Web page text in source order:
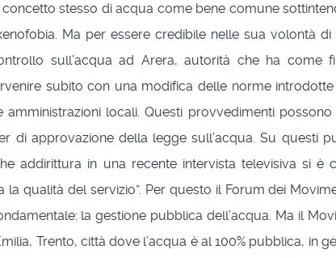
stesso di acqua come bene comune
Ma per essere credibile nelle sua volontà
sull’acqua ad Arera, autorità che ha come
subito con una modifica delle norme
locali. Questi provvedimenti
di approvazione della legge sull’acqua. Su questi
addirittura in una recente intervista televisiva si
qualità del servizio”. Per questo il Forum dei
la gestione pubblica dell’acqua. Ma il
Trento, città dove l’acqua è al 100% pubblica,